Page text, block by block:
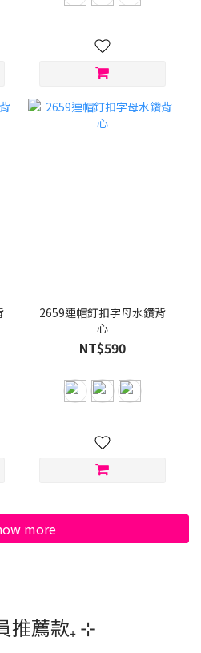
2659連帽釘扣字母水鑽背
心
NT$590
more
推薦款₊ ⊹